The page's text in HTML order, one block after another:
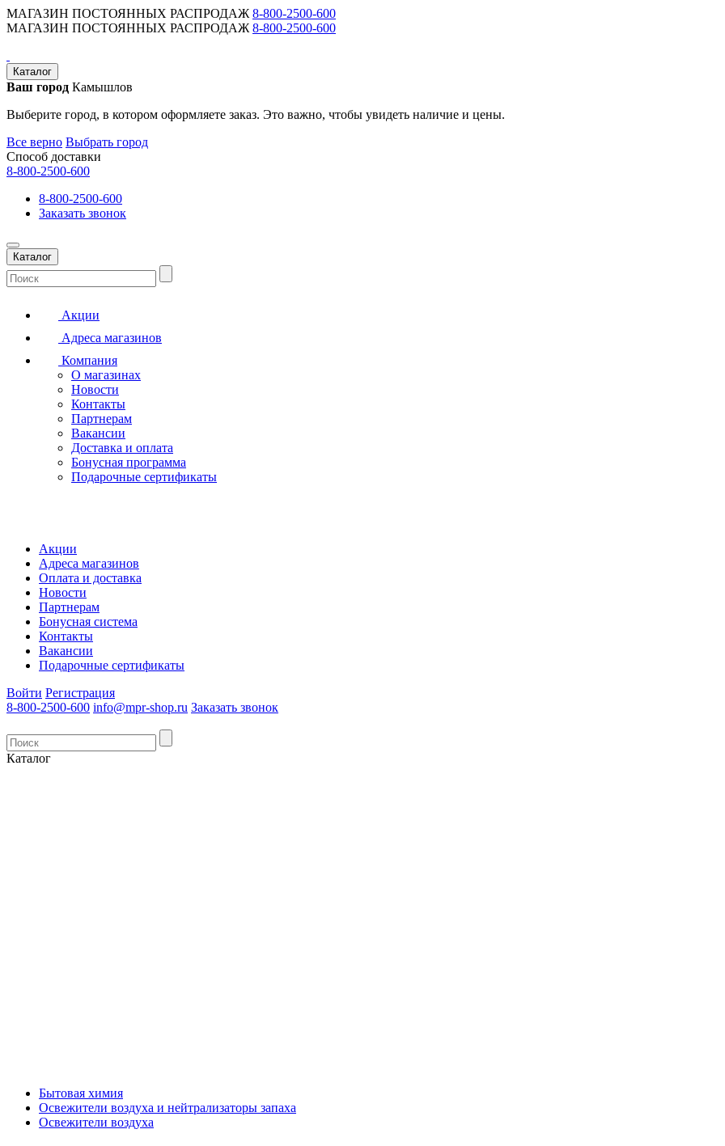
МАГАЗИН ПОСТОЯННЫХ РАСПРОДАЖ 8-800-2500-600
МАГАЗИН ПОСТОЯННЫХ РАСПРОДАЖ 8-800-2500-600
Каталог
Ваш город Камышлов
Выберите город, в котором оформляете заказ. Это важно, чтобы увидеть наличие и цены.
Все верно Выбрать город
Способ доставки
8-800-2500-600
8-800-2500-600
Заказать звонок
Каталог
Акции
Адреса магазинов
Компания
О магазинах
Новости
Контакты
Партнерам
Вакансии
Доставка и оплата
Бонусная программа
Подарочные сертификаты
Акции
Адреса магазинов
Оплата и доставка
Новости
Партнерам
Бонусная система
Контакты
Вакансии
Подарочные сертификаты
Войти Регистрация
8-800-2500-600 info@mpr-shop.ru Заказать звонок
Каталог
Бытовая химия
Освежители воздуха и нейтрализаторы запаха
Освежители воздуха